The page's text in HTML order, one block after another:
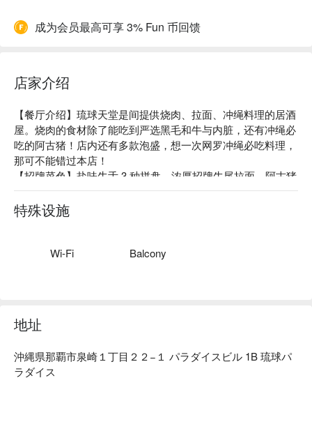
成为会员最高可享 3% Fun 币回馈
店家介绍
【餐厅介绍】琉球天堂是间提供烧肉、拉面、冲绳料理的居酒
屋。烧肉的食材除了能吃到严选黑毛和牛与内脏，还有冲绳必
吃的阿古猪！店内还有多款泡盛，想一次网罗冲绳必吃料理，
那可不能错过本店！
【招牌菜色】盐味牛舌 3 种拼盘、浓厚招牌牛尾拉面、阿古猪
【口碑好评】Google 4.2 星好评推荐⭐️
【更多推荐】位置近旭桥站，步行 1 分钟即可抵达。宽敞舒适
的空间，不管是约会、聚餐都适合！
特殊设施
Wi-Fi Balcony
地址
沖縄県那覇市泉崎１丁目２２−１ パラダイスビル 1B 琉球パ
ラダイス